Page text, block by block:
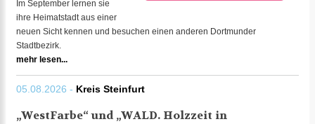
Im September lernen sie
ihre Heimatstadt aus einer
neuen Sicht kennen und besuchen einen anderen Dortmunder
Stadtbezirk.
mehr lesen...
05.08.2026 - Kreis Steinfurt
„WestFarbe“ und „WALD. Holzzeit in